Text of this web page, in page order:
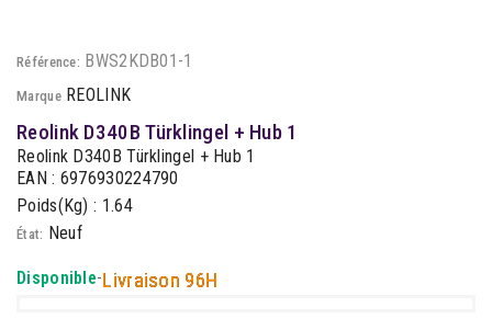
Référence: BWS2KDB01-1
Marque REOLINK
Reolink D340B Türklingel + Hub 1
Reolink D340B Türklingel + Hub 1
EAN : 6976930224790
Poids(Kg) : 1.64
État: Neuf
Disponible-Livraison 96H